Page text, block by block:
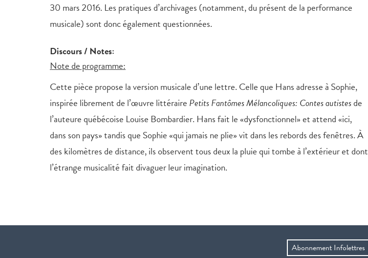
30 mars 2016. Les pratiques d’archivages (notamment, du présent de la performance
musicale) sont donc également questionnées.
Discours / Notes:
Note de programme:
Cette pièce propose la version musicale d’une lettre. Celle que Hans adresse à Sophie,
inspirée librement de l’œuvre littéraire Petits Fantômes Mélancoliques: Contes autistesde
l’auteure québécoise Louise Bombardier. Hans fait le «dysfonctionnel» et attend «ici,
dans son pays» tandis que Sophie «qui jamais ne plie» vit dans les rebords des fenêtres. À
des kilomètres de distance, ils observent tous deux la pluie qui tombe à l’extérieur et dont
l’étrange musicalité fait divaguer leur imagination.
Abonnement Infolettres